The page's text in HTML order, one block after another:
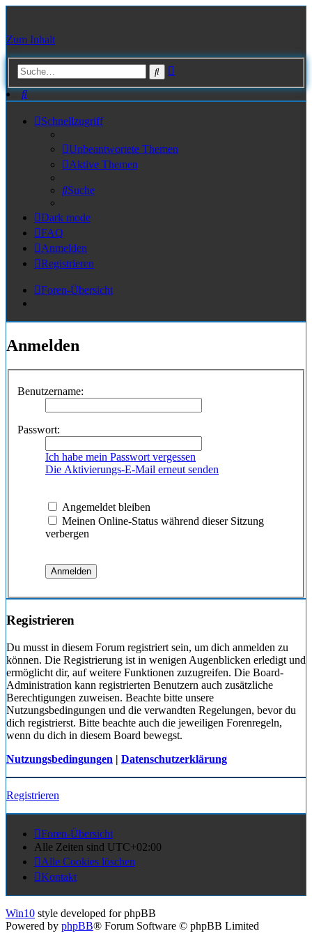
Zum Inhalt
Suche
Suche
Schnellzugriff
Unbeantwortete Themen
Aktive Themen
Suche
Dark mode
FAQ
Anmelden
Registrieren
Foren-Übersicht
Anmelden
Benutzername:
Passwort:
Ich habe mein Passwort vergessen
Die Aktivierungs-E-Mail erneut senden
Angemeldet bleiben
Meinen Online-Status während dieser Sitzung
verbergen
Registrieren
Du musst in diesem Forum registriert sein, um dich anmelden zu
können. Die Registrierung ist in wenigen Augenblicken erledigt und
ermöglicht dir, auf weitere Funktionen zuzugreifen. Die Board-
Administration kann registrierten Benutzern auch zusätzliche
Berechtigungen zuweisen. Beachte bitte unsere
Nutzungsbedingungen und die verwandten Regelungen, bevor du
dich registrierst. Bitte beachte auch die jeweiligen Forenregeln,
wenn du dich in diesem Board bewegst.
Nutzungsbedingungen | Datenschutzerklärung
Registrieren
Foren-Übersicht
Alle Zeiten sind UTC+02:00
Alle Cookies löschen
Kontakt
Win10 style developed for phpBB
Powered by phpBB® Forum Software © phpBB Limited